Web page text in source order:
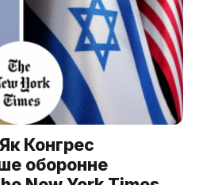
Конгрес
оборонне